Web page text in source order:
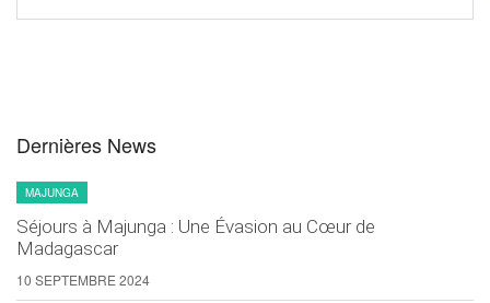
Dernières News
MAJUNGA
Séjours à Majunga : Une Évasion au Cœur de
Madagascar
10 SEPTEMBRE 2024